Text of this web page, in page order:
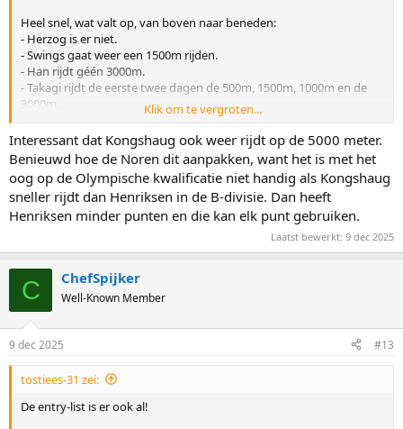
Heel snel, wat valt op, van boven naar beneden:
- Herzog is er niet.
- Swings gaat weer een 1500m rijden.
- Han rijdt géén 3000m.
- Takagi rijdt de eerste twee dagen de 500m, 1500m, 1000m en de
3000m.
- Schulting en Voskamp komen op de 500m binnen in de A-groep
met een wildcard.
- Kongshaug rijdt weer een 5000m.
- Alleen in Nederland zijn er rijders die rust nemen, de rest rijdt
gewoon. Alles. Ook Stolz.
Klik om te vergroten...
Interessant dat Kongshaug ook weer rijdt op de 5000 meter.
Benieuwd hoe de Noren dit aanpakken, want het is met het
oog op de Olympische kwalificatie niet handig als Kongshaug
sneller rijdt dan Henriksen in de B-divisie. Dan heeft
Henriksen minder punten en die kan elk punt gebruiken.
Laatst bewerkt: 9 dec 2025
C ChefSpijker
Well-Known Member
9 dec 2025 #13
tostiees-31 zei:
De entry-list is er ook al!